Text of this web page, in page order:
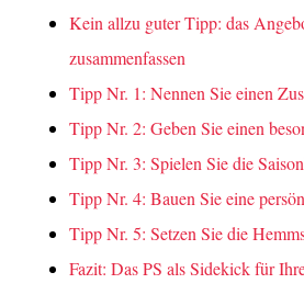
Kein allzu guter Tipp: das
zusammenfassen
Tipp Nr. 1: Nennen Sie einen
Tipp Nr. 2: Geben Sie einen
Tipp Nr. 3: Spielen Sie die
Tipp Nr. 4: Bauen Sie eine
Tipp Nr. 5: Setzen Sie die
Fazit: Das PS als Sidekick für